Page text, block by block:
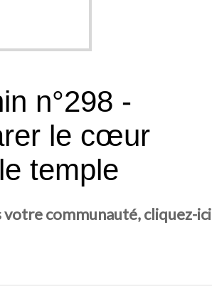
n°298 -
le cœur
temple
votre communauté, cliquez-ici